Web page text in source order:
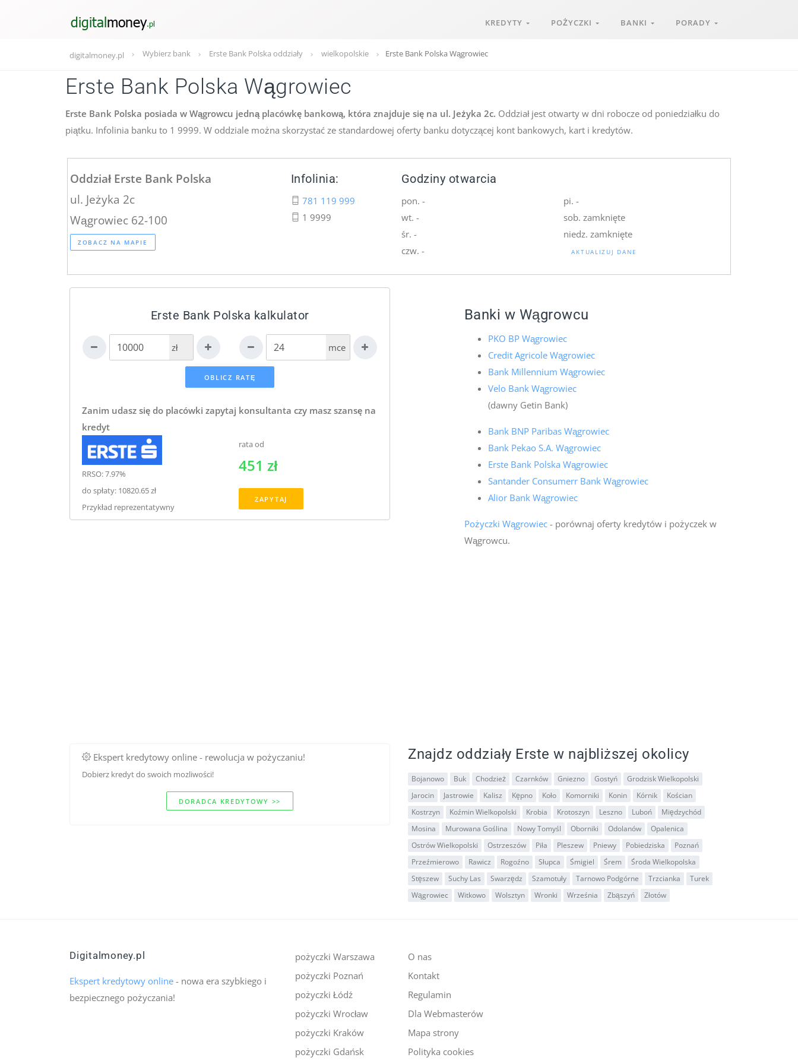
KREDYTY POŻYCZKI BANKI PORADY
digitalmoney.pl Wybierz bank Erste Bank Polska oddziały wielkopolskie Erste Bank Polska Wągrowiec
Erste Bank Polska Wągrowiec
Erste Bank Polska posiada w Wągrowcu jedną placówkę bankową, która znajduje się na ul. Jeżyka 2c. Oddział jest otwarty w dni robocze od poniedziałku do
piątku. Infolinia banku to 1 9999. W oddziale można skorzystać ze standardowej oferty banku dotyczącej kont bankowych, kart i kredytów.
Oddział Erste Bank Polska
ul. Jeżyka 2c
Wągrowiec 62-100
ZOBACZ NA MAPIE
Infolinia:
781 119 999
1 9999
Godziny otwarcia
pon. -
wt. -
śr. -
czw. -
pi. -
sob. zamknięte
niedz. zamknięte
AKTUALIZUJ DANE
Erste Bank Polska kalkulator
zł mce
Zanim udasz się do placówki zapytaj konsultanta czy masz szansę na
kredyt
RRSO: 7.97%
do spłaty: 10820.65 zł
Przykład reprezentatywny
rata od
451 zł
ZAPYTAJ
Banki w Wągrowcu
PKO BP Wągrowiec
Credit Agricole Wągrowiec
Bank Millennium Wągrowiec
Velo Bank Wągrowiec
(dawny Getin Bank)
Bank BNP Paribas Wągrowiec
Bank Pekao S.A. Wągrowiec
Erste Bank Polska Wągrowiec
Santander Consumerr Bank Wągrowiec
Alior Bank Wągrowiec
Pożyczki Wągrowiec- porównaj oferty kredytów i pożyczek w
Wągrowcu.
Ekspert kredytowy online - rewolucja w pożyczaniu!
Dobierz kredyt do swoich mozliwości!
DORADCA KREDYTOWY >>
Znajdz oddziały Erste w najbliższej okolicy
Bojanowo Buk Chodzież Czarnków Gniezno Gostyń
Grodzisk Wielkopolski
Jarocin
Jastrowie Kalisz Kępno Koło Komorniki Konin Kórnik
Kościan
Kostrzyn
Koźmin Wielkopolski Krobia Krotoszyn Leszno Luboń
Międzychód
Mosina
Murowana Goślina Nowy Tomyśl Oborniki Odolanów
Opalenica
Ostrów Wielkopolski
Ostrzeszów Piła Pleszew Pniewy Pobiedziska
Poznań
Przeźmierowo
Rawicz Rogoźno Słupca Śmigiel Śrem
Środa Wielkopolska
Stęszew
Suchy Las Swarzędz Szamotuły Tarnowo Podgórne Trzcianka
Turek
Wągrowiec
Witkowo Wolsztyn Wronki Września Zbąszyń Złotów
pożyczki Warszawa
pożyczki Poznań
pożyczki Łódź
pożyczki Wrocław
pożyczki Kraków
pożyczki Gdańsk
O nas
Kontakt
Regulamin
Dla Webmasterów
Mapa strony
Polityka cookies
Digitalmoney.pl
Ekspert kredytowy online - nowa era szybkiego i
bezpiecznego pożyczania!